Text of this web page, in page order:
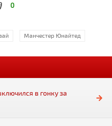
0
Манчестер Юнайтед
в гонку за